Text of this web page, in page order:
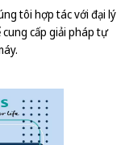
tôi hợp tác với đại lý
cung cấp giải pháp tự